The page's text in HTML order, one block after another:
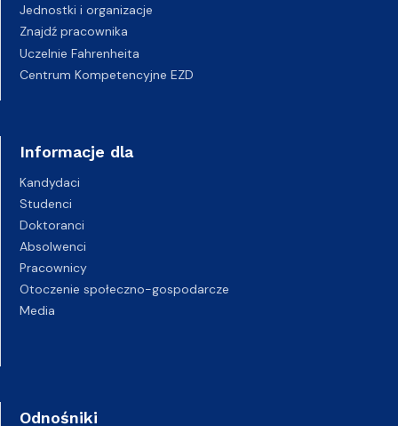
Jednostki i organizacje
Znajdź pracownika
Uczelnie Fahrenheita
Centrum Kompetencyjne EZD
Informacje dla
Kandydaci
Studenci
Doktoranci
Absolwenci
Pracownicy
Otoczenie społeczno-gospodarcze
Media
Odnośniki